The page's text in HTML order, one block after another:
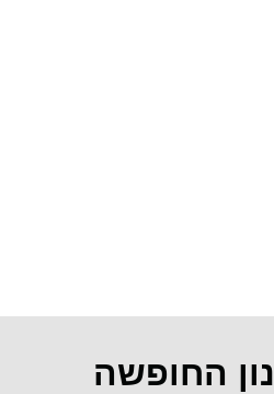
החופשה